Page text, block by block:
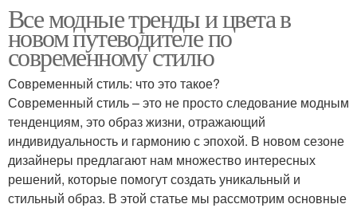
Все модные тренды и цвета в
новом путеводителе по
современному стилю
Современный стиль: что это такое?
Современный стиль – это не просто следование модным
тенденциям, это образ жизни, отражающий
индивидуальность и гармонию с эпохой. В новом сезоне
дизайнеры предлагают нам множество интересных
решений, которые помогут создать уникальный и
стильный образ. В этой статье мы рассмотрим основные